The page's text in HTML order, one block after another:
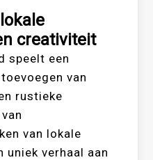
creativiteit
speelt een
van
rustieke
van lokale
uniek verhaal aan